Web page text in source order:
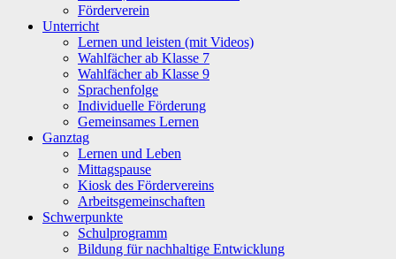
Förderverein
Unterricht
Lernen und leisten (mit Videos)
Wahlfächer ab Klasse 7
Wahlfächer ab Klasse 9
Sprachenfolge
Individuelle Förderung
Gemeinsames Lernen
Ganztag
Lernen und Leben
Mittagspause
Kiosk des Fördervereins
Arbeitsgemeinschaften
Schwerpunkte
Schulprogramm
Bildung für nachhaltige Entwicklung